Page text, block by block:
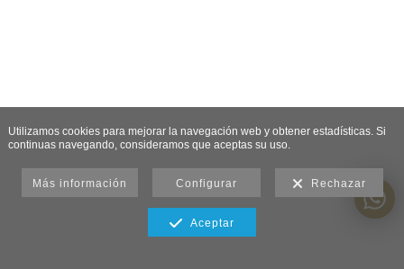
Utilizamos cookies para mejorar la navegación web y obtener estadísticas. Si
continuas navegando, consideramos que aceptas su uso.
Más información Configurar Rechazar
Aceptar